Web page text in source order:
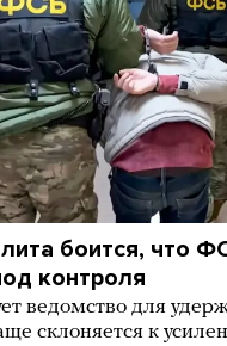
боится, что
контроля
ведомство для
склоняется к